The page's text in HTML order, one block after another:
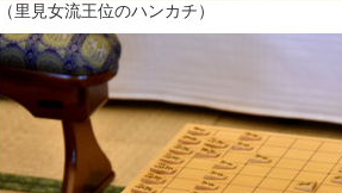
（里見女流王位のハンカチ）